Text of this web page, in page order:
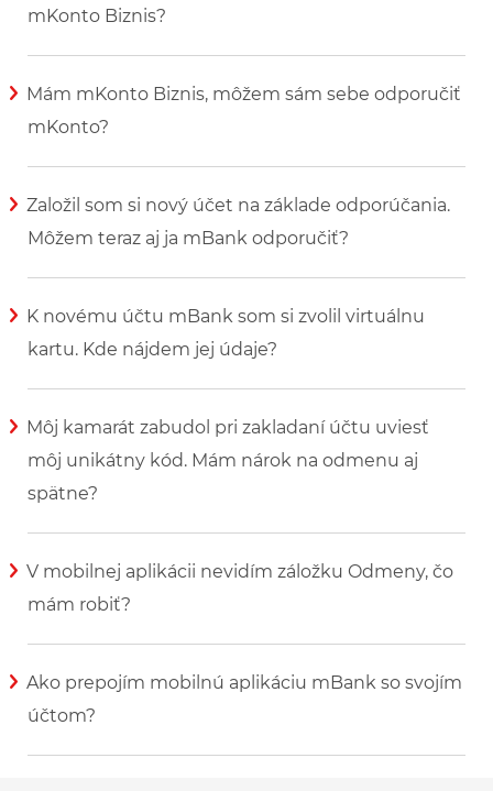
mKonto Biznis?
Mám mKonto Biznis, môžem sám sebe odporučiť
mKonto?
Založil som si nový účet na základe odporúčania.
Môžem teraz aj ja mBank odporučiť?
K novému účtu mBank som si zvolil virtuálnu
kartu. Kde nájdem jej údaje?
Môj kamarát zabudol pri zakladaní účtu uviesť
môj unikátny kód. Mám nárok na odmenu aj
spätne?
V mobilnej aplikácii nevidím záložku Odmeny, čo
mám robiť?
Ako prepojím mobilnú aplikáciu mBank so svojím
účtom?